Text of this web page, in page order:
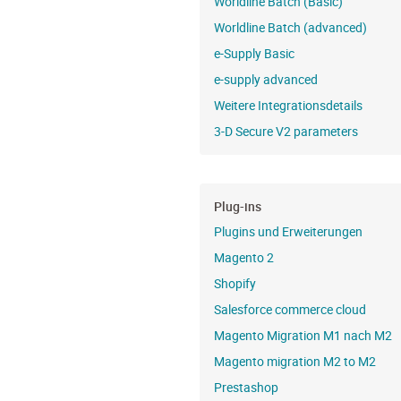
Worldline Batch (advanced)
e-Supply Basic
e-supply advanced
Weitere Integrationsdetails
3-D Secure V2 parameters
Plug-ins
Plugins und Erweiterungen
Magento 2
Shopify
Salesforce commerce cloud
Magento Migration M1 nach M2
Magento migration M2 to M2
Prestashop